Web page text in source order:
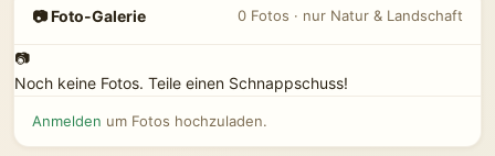
📷 Foto-Galerie 0 Fotos · nur Natur & Landschaft
📷
Noch keine Fotos. Teile einen Schnappschuss!
Anmelden um Fotos hochzuladen.